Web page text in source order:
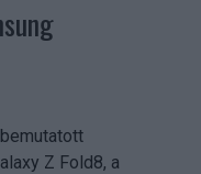
Z Fold8, a